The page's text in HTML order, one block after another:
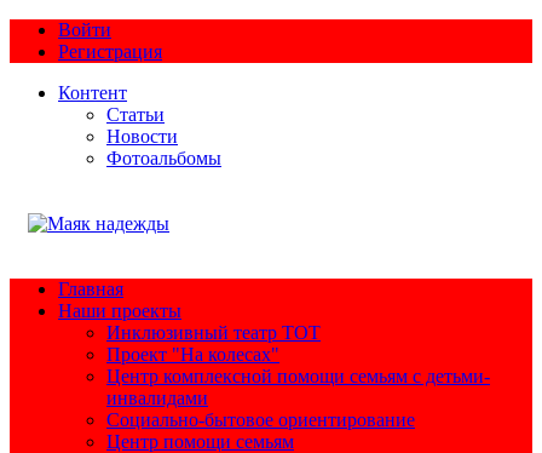
Войти
Регистрация
Контент
Статьи
Новости
Фотоальбомы
Главная
Наши проекты
Инклюзивный театр ТОТ
Проект "На колесах"
Центр комплексной помощи семьям с детьми-
инвалидами
Социально-бытовое ориентирование
Центр помощи семьям